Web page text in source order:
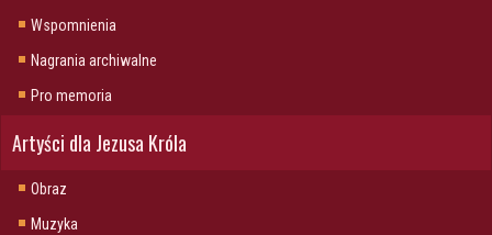
Wspomnienia
Nagrania archiwalne
Pro memoria
Artyści dla Jezusa Króla
Obraz
Muzyka